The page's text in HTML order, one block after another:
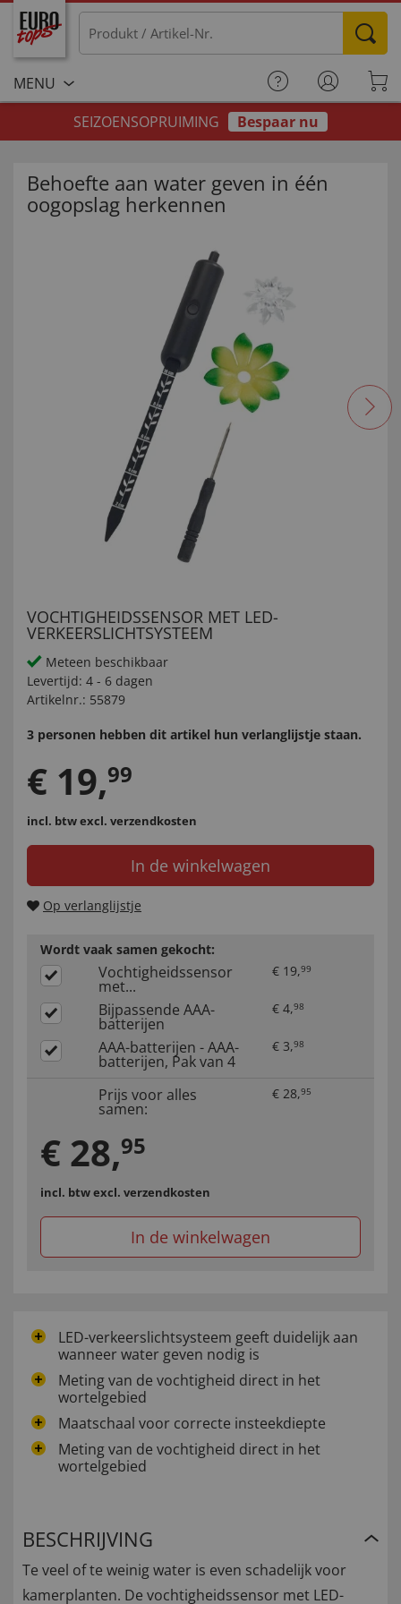
MENU
SEIZOENSOPRUIMING
Bespaar nu
Behoefte aan water geven in één
oogopslag herkennen
VOCHTIGHEIDSSENSOR MET LED-
VERKEERSLICHTSYSTEEM
Meteen beschikbaar
Levertijd: 4 - 6 dagen
Artikelnr.: 55879
3 personen hebben dit artikel hun verlanglijstje staan.
€ 19,99
incl. btwexcl. verzendkosten
In de winkelwagen
Op verlanglijstje
Wordt vaak samen gekocht:
Vochtigheidssensor
met...
€ 19,99
Bijpassende AAA-
batterijen
€ 4,98
AAA-batterijen - AAA-
batterijen, Pak van 4
€ 3,98
Prijs voor alles
samen:
€ 28,95
€ 28,95
incl. btwexcl. verzendkosten
In de winkelwagen
LED-verkeerslichtsysteem geeft duidelijk aan
wanneer water geven nodig is
Meting van de vochtigheid direct in het
wortelgebied
Maatschaal voor correcte insteekdiepte
Meting van de vochtigheid direct in het
wortelgebied
BESCHRIJVING
Te veel of te weinig water is even schadelijk voor
kamerplanten. De vochtigheidssensor met LED-